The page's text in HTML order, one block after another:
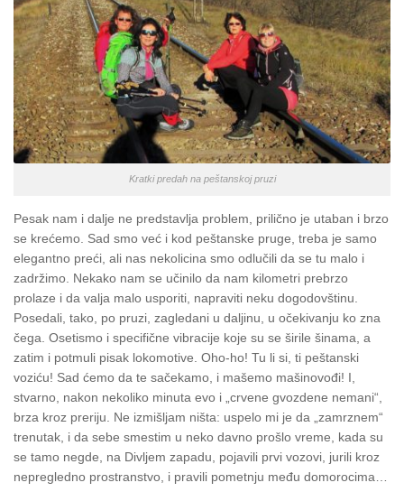
Kratki predah na peštanskoj pruzi
Pesak nam i dalje ne predstavlja problem, prilično je utaban i brzo
se krećemo. Sad smo već i kod peštanske pruge, treba je samo
elegantno preći, ali nas nekolicina smo odlučili da se tu malo i
zadržimo. Nekako nam se učinilo da nam kilometri prebrzo
prolaze i da valja malo usporiti, napraviti neku dogodovštinu.
Posedali, tako, po pruzi, zagledani u daljinu, u očekivanju ko zna
čega. Osetismo i specifične vibracije koje su se širile šinama, a
zatim i potmuli pisak lokomotive. Oho-ho! Tu li si, ti peštanski
voziću! Sad ćemo da te sačekamo, i mašemo mašinovođi! I,
stvarno, nakon nekoliko minuta evo i „crvene gvozdene nemani“,
brza kroz preriju. Ne izmišljam ništa: uspelo mi je da „zamrznem“
trenutak, i da sebe smestim u neko davno prošlo vreme, kada su
se tamo negde, na Divljem zapadu, pojavili prvi vozovi, jurili kroz
nepregledno prostranstvo, i pravili pometnju među domorocima…